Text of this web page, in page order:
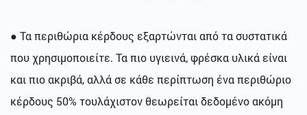
● Τα περιθώρια κέρδους εξαρτώνται από τα συστατικά
που χρησιμοποιείτε. Τα πιο υγιεινά, φρέσκα υλικά είναι
και πιο ακριβά, αλλά σε κάθε περίπτωση ένα περιθώριο
κέρδους 50% τουλάχιστον θεωρείται δεδομένο ακόμη